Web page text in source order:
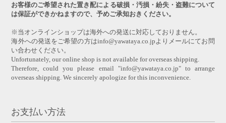
お客様のご希望された置き配による破損・汚損・紛失・盗難について
は保証ができかねますので、予めご承知おきください。
※当オンラインショップは海外への発送に対応しておりません。
海外への発送をご希望の方はinfo@yawataya.co.jpよりメールにてお問
い合わせください。
Unfortunately, our online shop is not available for overseas shipping.
Therefore, could you please email "info@yawataya.co.jp" to arrange
overseas shipping. We sincerely apologize for this inconvenience.
お支払い方法